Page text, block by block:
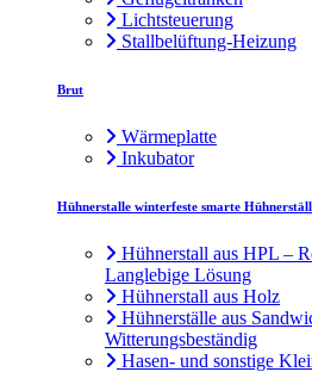
Lichtsteuerung
Stallbelüftung-Heizung
Brut
Wärmeplatte
Inkubator
Hühnerstalle winterfeste smarte
Hühnerstall aus HPL –
Langlebige Lösung
Hühnerstall aus Holz
Hühnerställe aus
Witterungsbeständig
Hasen- und sonstige